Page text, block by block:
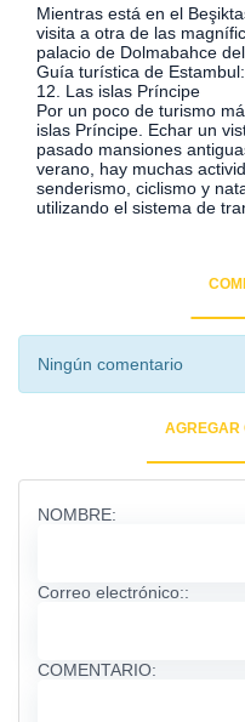
Mientras está en el
visita a otra de las
palacio de Dolmabahce
Guía turística de
12. Las islas Príncipe
Por un poco de turismo
islas Príncipe. Echar un
pasado mansiones
verano, hay muchas
senderismo, ciclismo y
utilizando el sistema de
Ningún comentario
AGREGAR
NOMBRE:
Correo electrónico::
COMENTARIO: